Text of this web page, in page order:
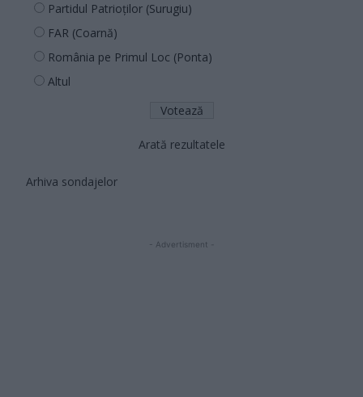
Partidul Patrioților (Surugiu)
FAR (Coarnă)
România pe Primul Loc (Ponta)
Altul
Arată rezultatele
Arhiva sondajelor
- Advertisment -